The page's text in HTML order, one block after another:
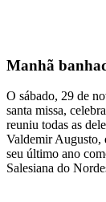
Manhã
O sábado, 29 de
santa missa,
reuniu todas as
Valdemir Augusto,
seu último ano
Salesiana do